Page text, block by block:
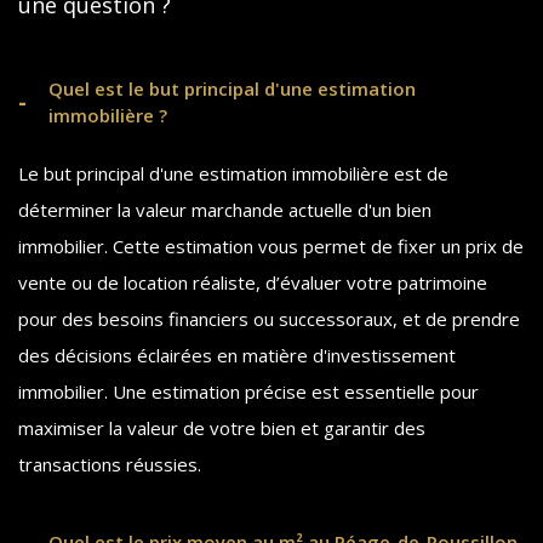
Je renseigne les informations de
mon bien
Type de bien *
Sélectionnez le type de bien
Adresse du bien *
Quel est le but principal d'une estimation
immobilière ?
Le but principal d'une estimation immobilière est de
déterminer la valeur marchande actuelle d'un bien
immobilier. Cette estimation vous permet de fixer un prix de
vente ou de location réaliste, d’évaluer votre patrimoine
pour des besoins financiers ou successoraux, et de prendre
des décisions éclairées en matière d'investissement
immobilier. Une estimation précise est essentielle pour
maximiser la valeur de votre bien et garantir des
transactions réussies.